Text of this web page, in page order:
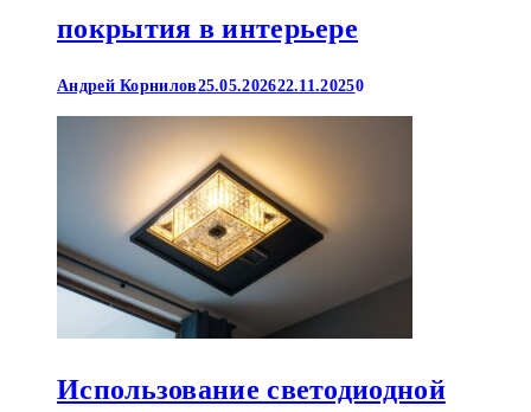
покрытия в интерьере
Андрей Корнилов25.05.202622.11.20250
Использование светодиодной